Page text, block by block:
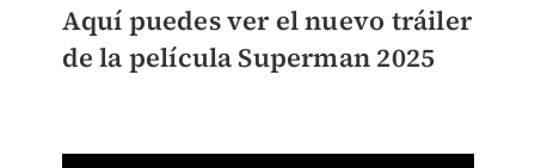
Aquí puedes ver el nuevo tráiler
de la película Superman 2025